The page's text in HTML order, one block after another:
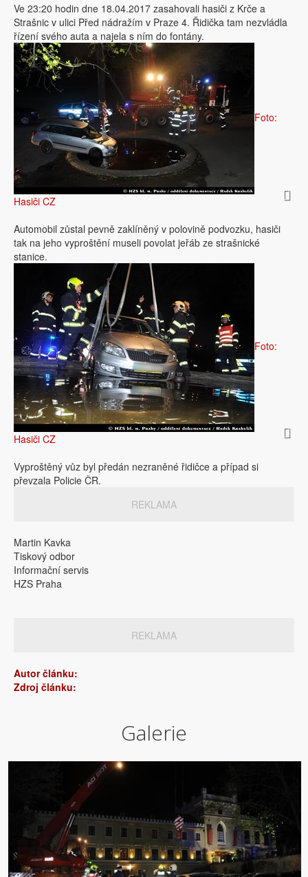
Ve 23:20 hodin dne 18.04.2017 zasahovali hasiči z Krče a
Strašnic v ulici Před nádražím v Praze 4. Řidička tam nezvládla
řízení svého auta a najela s ním do fontány.
Foto:
Hasiči CZ
Automobil zůstal pevně zaklíněný v polovině podvozku, hasiči
tak na jeho vyproštění museli povolat jeřáb ze strašnické
stanice.
Foto:
Hasiči CZ
Vyproštěný vůz byl předán nezraněné řidičce a případ si
převzala Policie ČR.
REKLAMA
Martin Kavka
Tiskový odbor
Informační servis
HZS Praha
REKLAMA
Autor článku:
Zdroj článku:
Galerie